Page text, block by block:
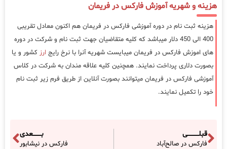
هزینه و شهریه آموزش فارکس در فریمان
هزینه ثبت نام در دوره آموزشی فارکس در فریمان هم اکنون معادل تقریبی
400 الی 450 دلار میباشد که کلیه متقاضیان جهت ثبت نام و شرکت در دوره
های اموزش فارکس در فریمان میبایست شهریه آنرا با نرخ رایج ارز کشور و یا
بصورت دلاری پرداخت نمایند. همچنین کلیه علاقه مندان به شرکت در کلاس
آموزشی فارکس در فریمان میتوانند بصورت آنلاین از طریق فرم زیر ثبت نام
خود را تکمیل نمایند.
قبلـــــــــــی
فارکس در صالح‌آباد
بــــــــعدی
فارکس در نیشابور